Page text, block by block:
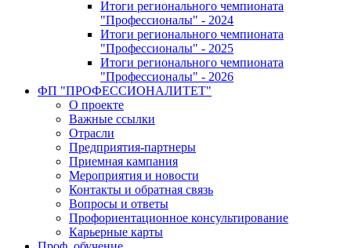
Итоги регионального чемпионата
"Профессионалы" - 2024
Итоги регионального чемпионата
"Профессионалы" - 2025
Итоги регионального чемпионата
"Профессионалы" - 2026
ФП "ПРОФЕССИОНАЛИТЕТ"
О проекте
Важные ссылки
Отрасли
Предприятия-партнеры
Приемная кампания
Мероприятия и новости
Контакты и обратная связь
Вопросы и ответы
Профориентационное консультирование
Карьерные карты